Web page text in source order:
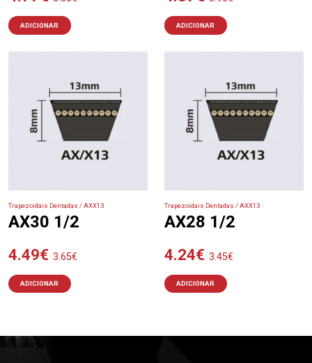
ADICIONAR ADICIONAR
Trapezoidais Dentadas / AXX13
AX30 1/2
4.49€ 3.65€
ADICIONAR
Trapezoidais Dentadas / AXX13
AX28 1/2
4.24€ 3.45€
ADICIONAR